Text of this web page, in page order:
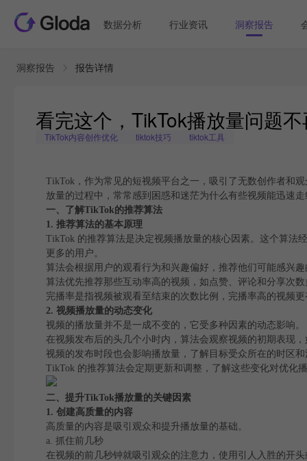
数据分析 行业资讯 洞察报告
洞察报告 报告详情
看完这个，TikTok播放量问题
TikTok内容创作优化 tiktok技巧 tiktok工具
TikTok，作为常见的短视频平台之一，吸引了无数创作者和
放量的过程中，常常感到困惑和迷茫为什么有些视频能迅速
一、了解TikTok的推荐算法
1. 推荐算法的基本原理
TikTok 的推荐算法是决定视频播放量的核心因素。这个算法
更多的用户。
算法会根据用户的观看行为和兴趣偏好，推荐他们可能感兴
算法优先推荐那些互动率高的视频，如点赞、评论和分享次
完播率是指视频被观看至结束的次数比例，完播率高的视频
2. 视频播放量的动态变化
视频的播放量并不是一成不变的，它受多种因素的动态影响。
在视频发布后的头几个小时内，算法会观察视频的初期表现
视频的发布时段也会影响播放量，了解目标受众所在的时区
TikTok 的推荐算法会定期更新和调整，了解这些变化对优化
二、提升TikTok播放量的关键因素
1. 创建高质量的内容
高质量的内容是吸引观众和提升播放量的基础。
a. 抓住前几秒
在视频的前几秒钟就吸引观众的注意力，使用引人入胜的开